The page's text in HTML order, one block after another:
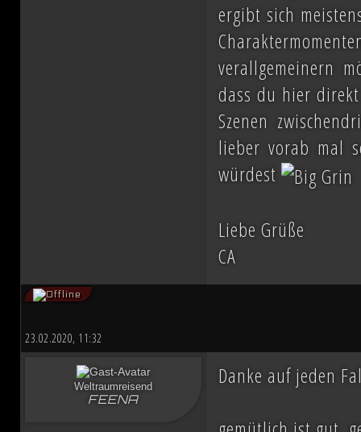
ergibt sich
verallgemeinern
dass du hier
Szenen
lieber vorab mal
würdest
Liebe Grüße
CA
23.02.2020, 11:32
Weltraumreisend
FEENA
Danke auf jeden